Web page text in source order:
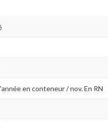
en conteneur / nov. En RN